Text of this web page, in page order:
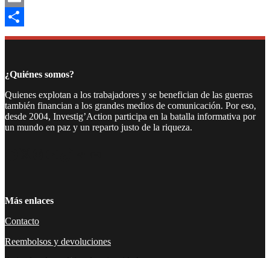
Email
Compartir
¿Quiénes somos?
Quienes explotan a los trabajadores y se benefician de las guerras
también financian a los grandes medios de comunicación. Por eso,
desde 2004, Investig’Action participa en la batalla informativa por
un mundo en paz y un reparto justo de la riqueza.
Más enlaces
Contacto
Reembolsos y devoluciones